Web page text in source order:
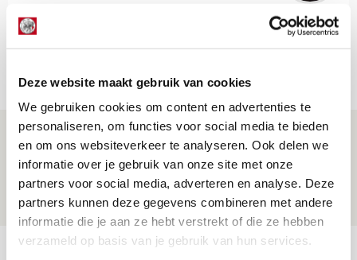
Deze website maakt gebruik van cookies
We gebruiken cookies om content en advertenties te
personaliseren, om functies voor social media te bieden
en om ons websiteverkeer te analyseren. Ook delen we
informatie over je gebruik van onze site met onze
partners voor social media, adverteren en analyse. Deze
partners kunnen deze gegevens combineren met andere
informatie die je aan ze hebt verstrekt of die ze hebben
verzameld op basis van je gebruik van hun services.
Win door Lucky gedragen thuistenue
van Ajax!
10 AUGUSTUS 2026 - 16:43
PRIJSVRAAG
Win mascottetenues van seizoen